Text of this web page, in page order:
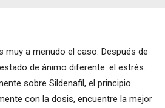
muy a menudo el caso. Después de
de ánimo diferente: el estrés.
sobre Sildenafil, el principio
con la dosis, encuentre la mejor